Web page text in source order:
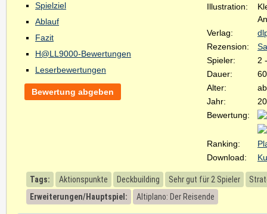
Spielziel
Ablauf
Fazit
H@LL9000-Bewertungen
Leserbewertungen
Bewertung abgeben
Illustration:
Verlag:
Rezension:
Spieler:
2
Dauer:
Alter:
Jahr:
Bewertung:
Ranking:
Download:
Tags: Aktionspunkte Deckbuilding Sehr gut für 2 Spieler
Erweiterungen/Hauptspiel:
Altiplano: Der Reisende